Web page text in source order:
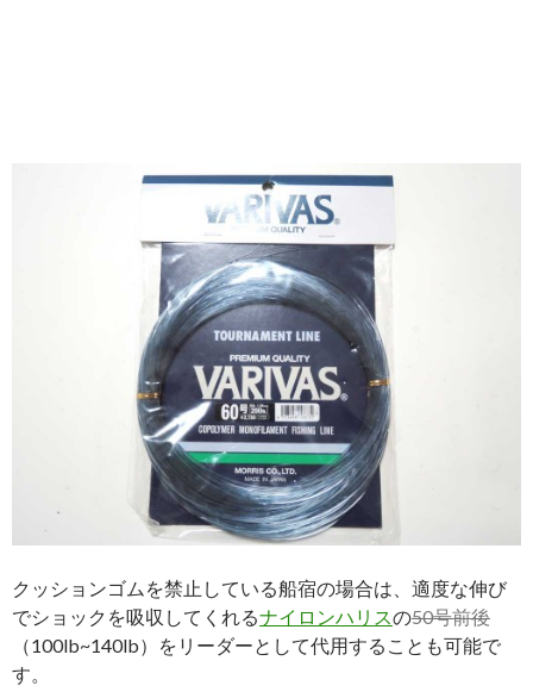
クッションゴムを禁止している船宿の場合は、適度な伸び
でショックを吸収してくれるナイロンハリスの50号前後
（100lb~140lb）をリーダーとして代用することも可能で
す。